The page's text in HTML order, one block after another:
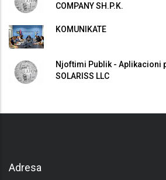
COMPANY SH.P.K.
KOMUNIKATË
Njoftimi Publik - Aplikacioni
SOLARISS LLC
Adresa